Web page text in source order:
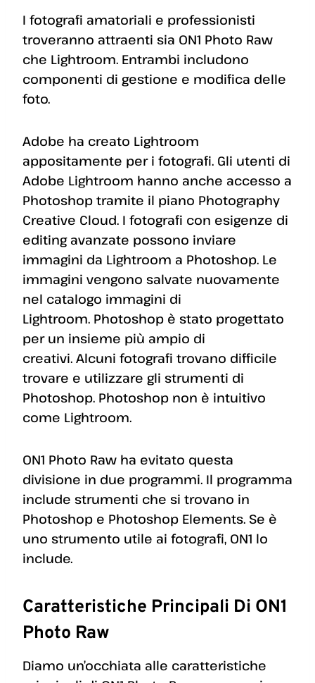
I fotografi amatoriali e professionisti
troveranno attraenti sia ON1 Photo Raw
che Lightroom. Entrambi includono
componenti di gestione e modifica delle
foto.
Adobe ha creato Lightroom
appositamente per i fotografi. Gli utenti di
Adobe Lightroom hanno anche accesso a
Photoshop tramite il piano Photography
Creative Cloud. I fotografi con esigenze di
editing avanzate possono inviare
immagini da Lightroom a Photoshop. Le
immagini vengono salvate nuovamente
nel catalogo immagini di
Lightroom. Photoshop è stato progettato
per un insieme più ampio di
creativi. Alcuni fotografi trovano difficile
trovare e utilizzare gli strumenti di
Photoshop. Photoshop non è intuitivo
come Lightroom.
ON1 Photo Raw ha evitato questa
divisione in due programmi. Il programma
include strumenti che si trovano in
Photoshop e Photoshop Elements. Se è
uno strumento utile ai fotografi, ON1 lo
include.
Caratteristiche Principali Di ON1
Photo Raw
Diamo un’occhiata alle caratteristiche